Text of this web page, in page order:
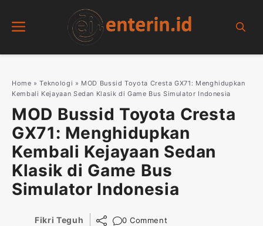
Menu
Home »Teknologi » MOD Bussid Toyota Cresta GX71: Menghidupkan
Kembali Kejayaan Sedan Klasik di Game Bus Simulator Indonesia
MOD Bussid Toyota Cresta
GX71: Menghidupkan
Kembali Kejayaan Sedan
Klasik di Game Bus
Simulator Indonesia
Fikri Teguh 0 Comment